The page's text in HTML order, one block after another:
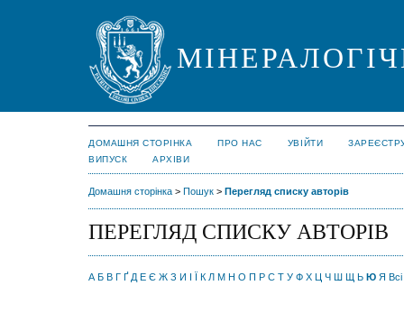
ДОМАШНЯ СТОРІНКА ПРО НАС УВІЙТИ
ВИПУСК
АРХІВИ
Домашня сторінка > Пошук > Перегляд списку авторів
ПЕРЕГЛЯД СПИСКУ АВТОРІВ
А Б В Г Ґ Д Е Є Ж З И І Ї К Л М Н О П Р С Т У Ф Х Ц Ч Ш Щ Ь Ю Я Всі